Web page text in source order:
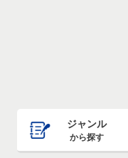
ジャンル
から探す